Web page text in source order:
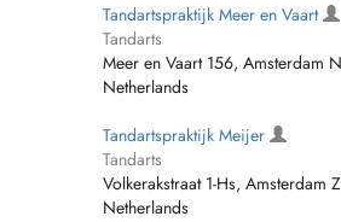
Tandartspraktijk Meer en Vaart
Tandarts
Meer en Vaart 156, Amsterdam
Netherlands
Tandartspraktijk Meijer
Tandarts
Volkerakstraat 1-Hs, Amsterdam
Netherlands